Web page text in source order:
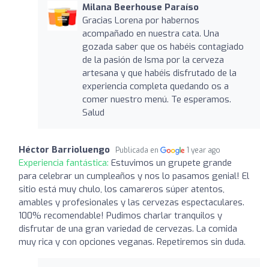
Milana Beerhouse Paraíso
Gracias Lorena por habernos
acompañado en nuestra cata. Una
gozada saber que os habéis contagiado
de la pasión de Isma por la cerveza
artesana y que habéis disfrutado de la
experiencia completa quedando os a
comer nuestro menú. Te esperamos.
Salud
Héctor Barrioluengo Publicada en 1 year ago
Experiencia fantástica: Estuvimos un grupete grande
para celebrar un cumpleaños y nos lo pasamos genial! El
sitio está muy chulo, los camareros súper atentos,
amables y profesionales y las cervezas espectaculares.
100% recomendable! Pudimos charlar tranquilos y
disfrutar de una gran variedad de cervezas. La comida
muy rica y con opciones veganas. Repetiremos sin duda.